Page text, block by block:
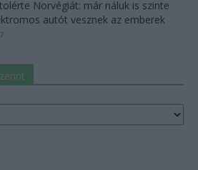
Norvégiát: már náluk is szinte
autót vesznek az emberek